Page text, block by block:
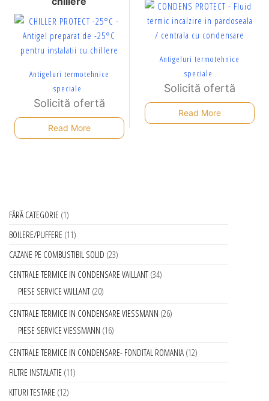
Antigeluri termotehnice
speciale
Solicită ofertă
Read More
Antigeluri termotehnice
speciale
Solicită ofertă
Read More
FĂRĂ CATEGORIE 1
BOILERE/PUFFERE 11
CAZANE PE COMBUSTIBIL SOLID 23
CENTRALE TERMICE IN CONDENSARE VAILLANT 34
PIESE SERVICE VAILLANT 20
CENTRALE TERMICE IN CONDENSARE VIESSMANN 26
PIESE SERVICE VIESSMANN 16
CENTRALE TERMICE IN CONDENSARE- FONDITAL ROMANIA 12
FILTRE INSTALATIE 11
KITURI TESTARE 12